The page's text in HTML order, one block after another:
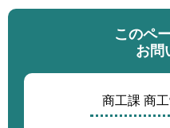
このペ
お問
商工課 商